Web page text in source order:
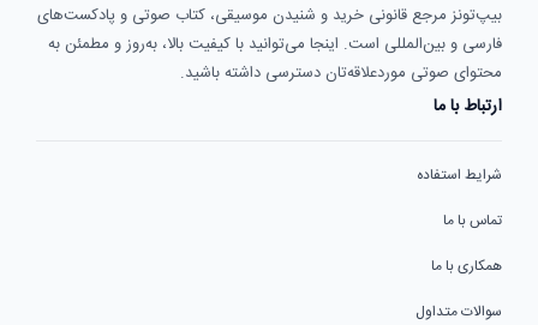
بیپ‌تونز مرجع قانونی خرید و شنیدن موسیقی، کتاب صوتی و پادکست‌های
فارسی و بین‌المللی است. اینجا می‌توانید با کیفیت بالا، به‌روز و مطمئن به
محتوای صوتی موردعلاقه‌تان دسترسی داشته باشید.
ارتباط با ما
شرایط استفاده
تماس با ما
همکاری با ما
سوالات متداول